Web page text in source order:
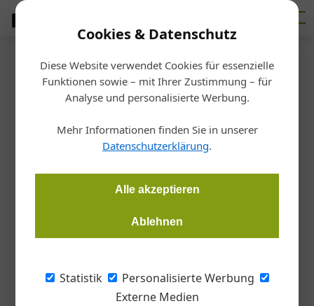
Cookies & Datenschutz
Diese Website verwendet Cookies für essenzielle
Funktionen sowie – mit Ihrer Zustimmung – für
Analyse und personalisierte Werbung.
Mehr Informationen finden Sie in unserer
Datenschutzerklärung.
Alle akzeptieren
Ablehnen
Statistik
Personalisierte Werbung
Externe Medien
Startseite /Bauen
Steile Sachen
Birgit Tegtbauer, Dach Wand & Glas 03.09.2015, 11:49 Uhr
Steildächer punkten mit geringen Wartungskosten und
aktuellen TU-Studie. Zahlreiche steile Referenzobjekte, in
diesem Fall mit Prefa-Deckungen, zeigen die Vielfalt
Das Steil- beziehungsweise Satteldach ist weit